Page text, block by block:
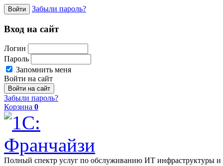
Войти Забыли пароль?
Вход на сайт
Логин
Пароль
Запомнить меня
Войти на сайт
Забыли пароль?
Корзина 0
Полный спектр услуг по обслуживанию ИТ инфраструктуры